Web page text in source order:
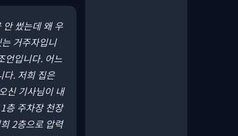
안 썼는데 왜 우
거주자입니
언입니다. 어느
다. 저희 집은
신 기사님이 내
층 주차장 천장
2층으로 압력